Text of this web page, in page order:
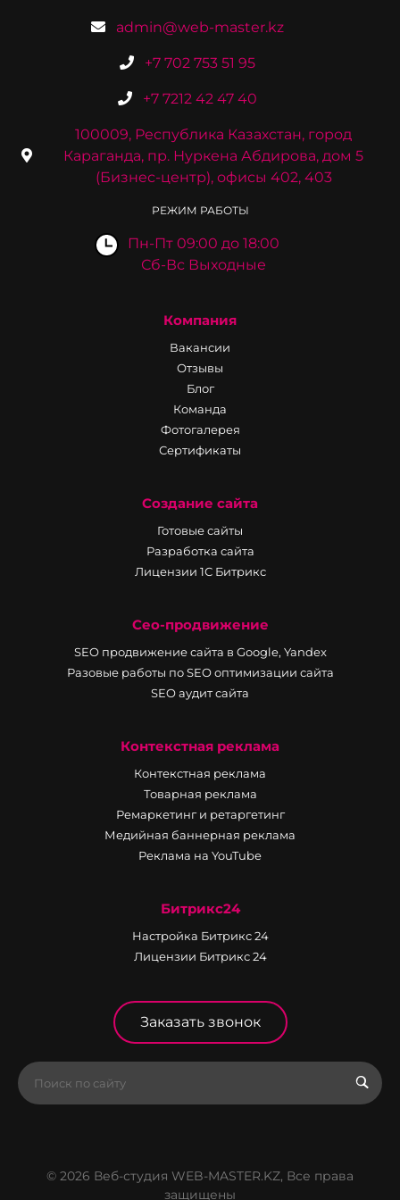
admin@web-master.kz
+7 702 753 51 95
+7 7212 42 47 40
100009, Республика Казахстан, город
Караганда, пр. Нуркена Абдирова, дом 5
(Бизнес-центр), офисы 402, 403
РЕЖИМ РАБОТЫ
Пн-Пт 09:00 до 18:00
Сб-Вс Выходные
Компания
Вакансии
Отзывы
Блог
Команда
Фотогалерея
Сертификаты
Создание сайта
Готовые сайты
Разработка сайта
Лицензии 1С Битрикс
Сео-продвижение
SEO продвижение сайта в Google, Yandex
Разовые работы по SEO оптимизации сайта
SEO аудит сайта
Контекстная реклама
Контекстная реклама
Товарная реклама
Ремаркетинг и ретаргетинг
Медийная баннерная реклама
Реклама на YouTube
Битрикс24
Настройка Битрикс 24
Лицензии Битрикс 24
Заказать звонок
© 2026 Веб-студия WEB-MASTER.KZ, Все права
защищены